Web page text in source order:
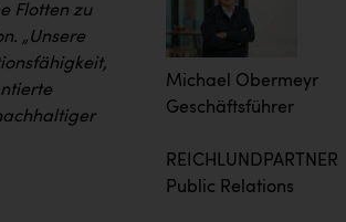
Flotten zu
„Unsere
Michael Obermeyr
Geschäftsführer
REICHLUNDPARTNER
Public Relations